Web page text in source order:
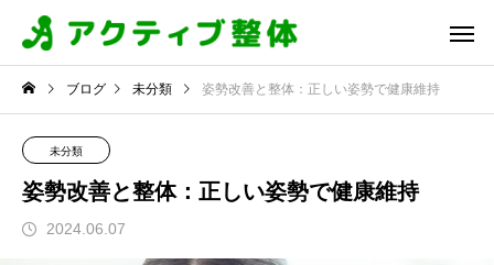
ブログ 未分類 姿勢改善と整体：正しい姿勢で健康維持
未分類
姿勢改善と整体：正しい姿勢で健康維持
2024.06.07